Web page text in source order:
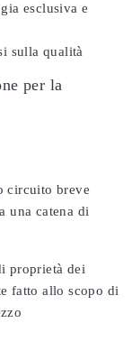
esclusiva e
sulla qualità
per la
circuito breve
una catena di
proprietà dei
fatto allo scopo di